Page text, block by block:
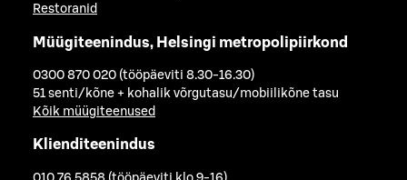
Restoranid
Müügiteenindus, Helsingi metropolipiirkond
0300 870 020 (tööpäeviti 8.30-16.30)
51 senti/kõne + kohalik võrgutasu/mobiilikõne tasu
Kõik müügiteenused
Klienditeenindus